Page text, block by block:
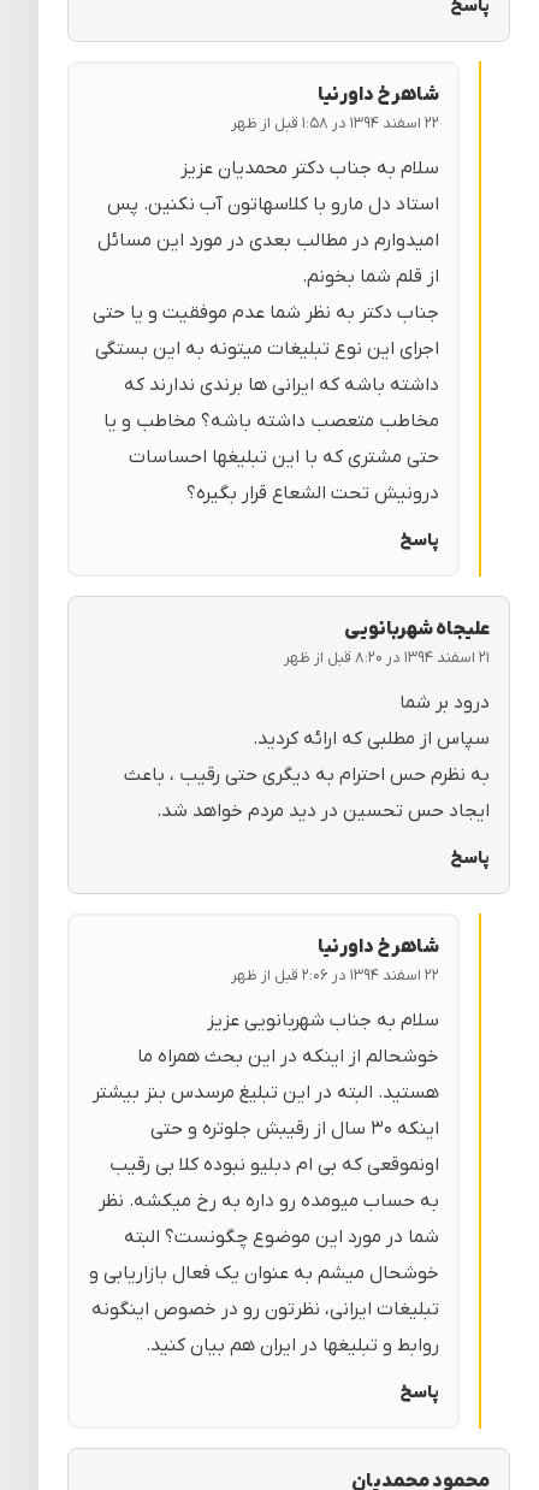
پاسخ
شاهرخ داورنیا
۲۲ اسفند ۱۳۹۴ در ۱:۵۸ قبل از ظهر
سلام به جناب دکتر محمدیان عزیز
استاد دل مارو با کلاسهاتون آب نکنین. پس
امیدوارم در مطالب بعدی در مورد این مسائل
از قلم شما بخونم.
جناب دکتر به نظر شما عدم موفقیت و یا حتی
اجرای این نوع تبلیغات میتونه به این بستگی
داشته باشه که ایرانی ها برندی ندارند که
مخاطب متعصب داشته باشه؟ مخاطب و یا
حتی مشتری که با این تبلیغها احساسات
درونیش تحت الشعاع قرار بگیره؟
پاسخ
علیجاه شهربانویی
۲۱ اسفند ۱۳۹۴ در ۸:۲۰ قبل از ظهر
درود بر شما
سپاس از مطلبی که ارائه کردید.
به نظرم حس احترام به دیگری حتی رقیب ، باعث
ایجاد حس تحسین در دید مردم خواهد شد.
پاسخ
شاهرخ داورنیا
۲۲ اسفند ۱۳۹۴ در ۲:۰۶ قبل از ظهر
سلام به جناب شهربانویی عزیز
خوشحالم از اینکه در این بحث همراه ما
هستید. البته در این تبلیغ مرسدس بنز بیشتر
اینکه ۳۰ سال از رقیبش جلوتره و حتی
اونموقعی که بی ام دبلیو نبوده کلا بی رقیب
به حساب میومده رو داره به رخ میکشه. نظر
شما در مورد این موضوع چگونست؟ البته
خوشحال میشم به عنوان یک فعال بازاریابی و
تبلیغات ایرانی، نظرتون رو در خصوص اینگونه
روابط و تبلیغها در ایران هم بیان کنید.
پاسخ
محمود محمدیان